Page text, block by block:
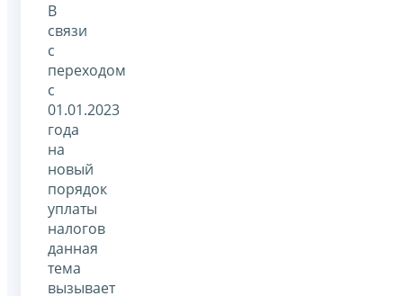
В
связи
с
переходом
с
01.01.2023
года
на
новый
порядок
уплаты
налогов
данная
тема
вызывает